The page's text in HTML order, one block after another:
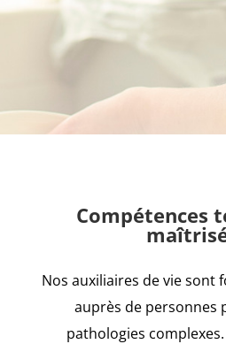
Compétences
Nos auxiliaires de vie sont
auprès de personnes
pathologies